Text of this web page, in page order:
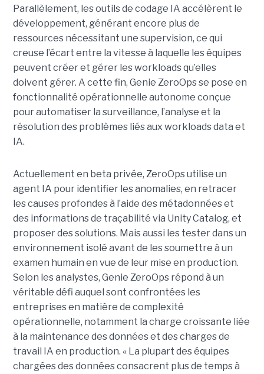
Parallèlement, les outils de codage IA accélèrent le
développement, générant encore plus de
ressources nécessitant une supervision, ce qui
creuse l’écart entre la vitesse à laquelle les équipes
peuvent créer et gérer les workloads qu’elles
doivent gérer. A cette fin, Genie ZeroOps se pose en
fonctionnalité opérationnelle autonome conçue
pour automatiser la surveillance, l’analyse et la
résolution des problèmes liés aux workloads data et
IA.
Actuellement en beta privée, ZeroOps utilise un
agent IA pour identifier les anomalies, en retracer
les causes profondes à l’aide des métadonnées et
des informations de traçabilité via Unity Catalog, et
proposer des solutions. Mais aussi les tester dans un
environnement isolé avant de les soumettre à un
examen humain en vue de leur mise en production.
Selon les analystes, Genie ZeroOps répond à un
véritable défi auquel sont confrontées les
entreprises en matière de complexité
opérationnelle, notamment la charge croissante liée
à la maintenance des données et des charges de
travail IA en production. « La plupart des équipes
chargées des données consacrent plus de temps à